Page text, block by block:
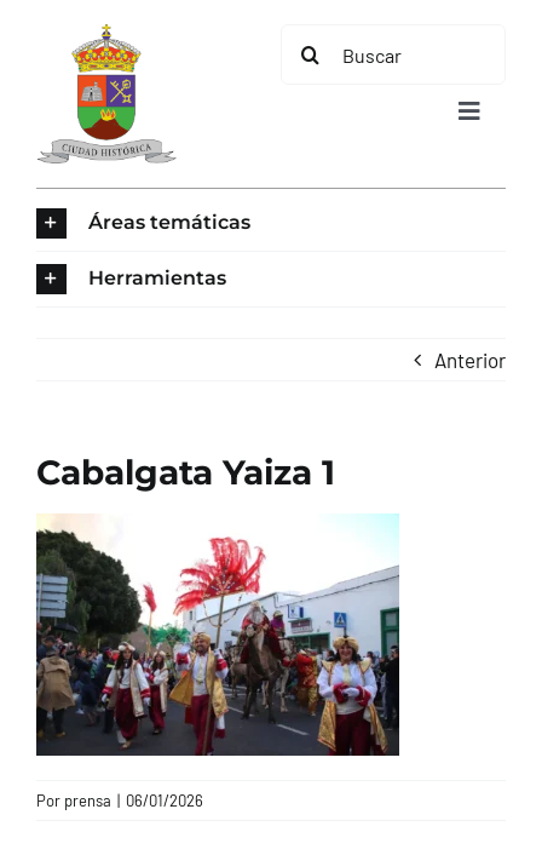
contenido
Buscar:
Toggle
CONTACTO
Áreas temáticas
Herramientas
Anterior
Cabalgata Yaiza 1
Por prensa | 06/01/2026